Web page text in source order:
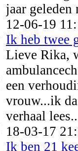
jaar geleden
12-06-19
Ik heb twee
Lieve Rika,
een
vrouw...ik
verhaal
18-03-17
Ik ben 21